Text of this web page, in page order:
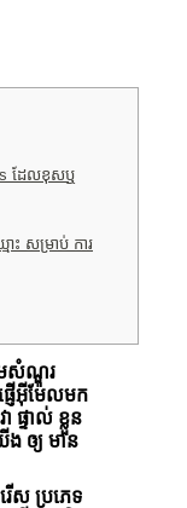
ដែលខុសឬ
ះ សម្រាប់ ការ
មសំណួរ
ើអ៊ីម៉ែលមក
ផ្ទាល់ ខ្លួន
ង ឲ្យ មាន
ើស ប្រភេទ